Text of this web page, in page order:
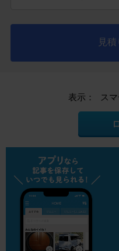
見
表示： ス